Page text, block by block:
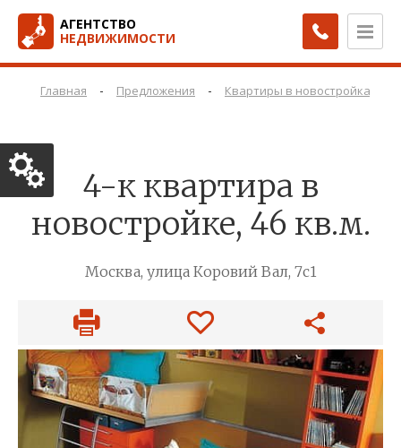
АГЕНТСТВО
НЕДВИЖИМОСТИ
Главная - Предложения - Квартиры в новостройках
4-к квартира в
новостройке, 46 кв.м.
Москва, улица Коровий Вал, 7с1